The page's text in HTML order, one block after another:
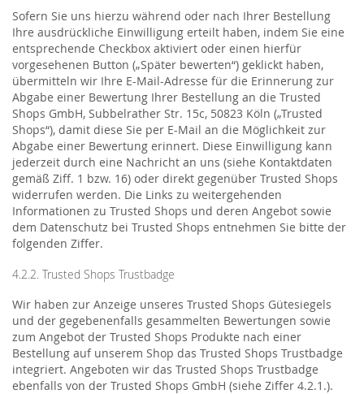
Sofern Sie uns hierzu während oder nach Ihrer Bestellung
Ihre ausdrückliche Einwilligung erteilt haben, indem Sie eine
entsprechende Checkbox aktiviert oder einen hierfür
vorgesehenen Button („Später bewerten“) geklickt haben,
übermitteln wir Ihre E-Mail-Adresse für die Erinnerung zur
Abgabe einer Bewertung Ihrer Bestellung an die Trusted
Shops GmbH, Subbelrather Str. 15c, 50823 Köln („Trusted
Shops“), damit diese Sie per E-Mail an die Möglichkeit zur
Abgabe einer Bewertung erinnert. Diese Einwilligung kann
jederzeit durch eine Nachricht an uns (siehe Kontaktdaten
gemäß Ziff. 1 bzw. 16) oder direkt gegenüber Trusted Shops
widerrufen werden. Die Links zu weitergehenden
Informationen zu Trusted Shops und deren Angebot sowie
dem Datenschutz bei Trusted Shops entnehmen Sie bitte der
folgenden Ziffer.
4.2.2. Trusted Shops Trustbadge
Wir haben zur Anzeige unseres Trusted Shops Gütesiegels
und der gegebenenfalls gesammelten Bewertungen sowie
zum Angebot der Trusted Shops Produkte nach einer
Bestellung auf unserem Shop das Trusted Shops Trustbadge
integriert. Angeboten wir das Trusted Shops Trustbadge
ebenfalls von der Trusted Shops GmbH (siehe Ziffer 4.2.1.).